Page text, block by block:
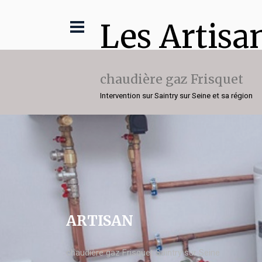
Les
chaudière gaz Frisquet
Intervention sur Saintry sur Seine et sa région
ARTISAN
chaudière gaz Frisquet Saintry sur Seine